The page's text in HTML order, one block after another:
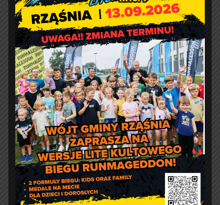
tel. 44 631-71-22 (biuro podawcze)
Godziny otwarcia Urzędu:
pon.: 9:00 – 17:00
wt. – pt.: 7:30 – 15:30
Jakość powietrza